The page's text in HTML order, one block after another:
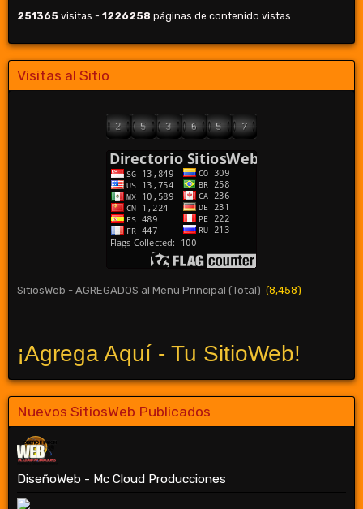
251365 visitas - 1226258 páginas de contenido vistas
Visitas al Sitio
SitiosWeb - AGREGADOS al Menú Principal (Total) (8,458)
¡Agrega Aquí - Tu SitioWeb!
Nuevos SitiosWeb Publicados
DiseñoWeb - Mc Cloud Producciones